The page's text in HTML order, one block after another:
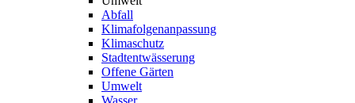
Abfall
Klimafolgenanpassung
Klimaschutz
Stadtentwässerung
Offene Gärten
Umwelt
Wasser